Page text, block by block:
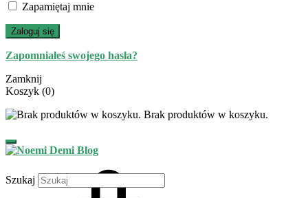
Zapamiętaj mnie
Zaloguj się
Zapomniałeś swojego hasła?
Zamknij
Koszyk (0)
Brak produktów w koszyku.
Szukaj